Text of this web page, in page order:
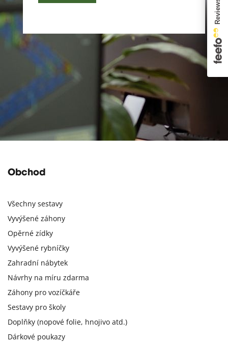
Obchod
Všechny sestavy
Vyvýšené záhony
Opěrné zídky
Vyvýšené rybníčky
Zahradní nábytek
Návrhy na míru zdarma
Záhony pro vozíčkáře
Sestavy pro školy
Doplňky (nopové folie, hnojivo atd.)
Dárkové poukazy